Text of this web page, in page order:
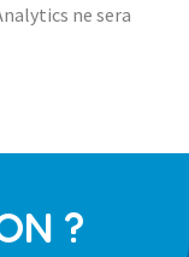
ne sera
?